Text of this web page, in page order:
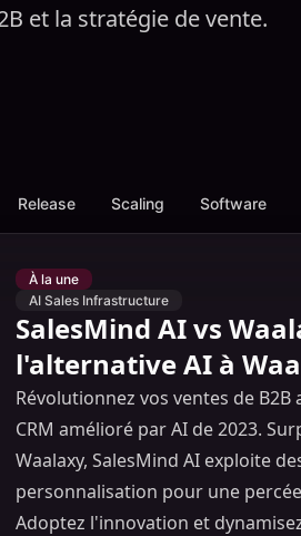
et la stratégie de vente.
Release Scaling Software
À la une
AI Sales Infrastructure
SalesMind AI vs
l'alternative AI à
Révolutionnez vos ventes de
CRM amélioré par AI de 2023.
Waalaxy, SalesMind AI exploite
personnalisation pour une
Adoptez l'innovation et